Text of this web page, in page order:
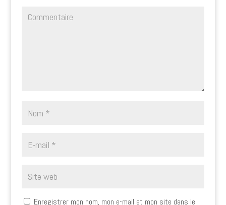
Enregistrer mon nom, mon e-mail et mon site dans le